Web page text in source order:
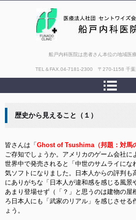
船戸内科医院は患者さん本位の地域医
TEL＆FAX. 04-7181-2300 〒270-1158 千葉
歴史から見えること（１）
皆さんは「 Ghost of Tsushima（邦題：対馬
ご存知でしょうか。アメリカのゲーム会社に
世界中で発売されると「中世のサムライにな
気ソフトになりました。日本人からの評判も
にありがちな「日本人が違和感を感じる風景
あまり登場せず（「？」と思うのは建物の屋
ろ日本人にも「武家のリアル」を感じさせる
ょう。